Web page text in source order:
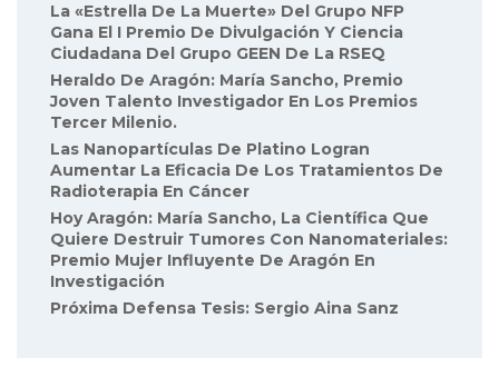
La «Estrella De La Muerte» Del Grupo NFP
Gana El I Premio De Divulgación Y Ciencia
Ciudadana Del Grupo GEEN De La RSEQ
Heraldo De Aragón: María Sancho, Premio
Joven Talento Investigador En Los Premios
Tercer Milenio.
Las Nanopartículas De Platino Logran
Aumentar La Eficacia De Los Tratamientos De
Radioterapia En Cáncer
Hoy Aragón: María Sancho, La Científica Que
Quiere Destruir Tumores Con Nanomateriales:
Premio Mujer Influyente De Aragón En
Investigación
Próxima Defensa Tesis: Sergio Aina Sanz